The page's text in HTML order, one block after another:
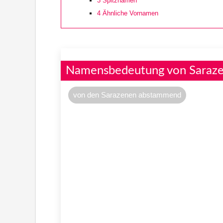
4 Ähnliche Vornamen
Namensbedeutung von
von den Sarazenen abstammend